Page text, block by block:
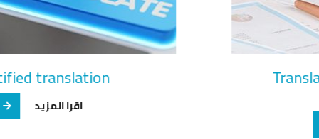
Certified translation